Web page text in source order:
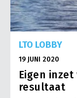
LTO LOBBY
19 JUNI 2020
Eigen
resultaat